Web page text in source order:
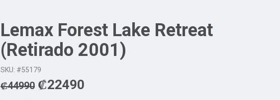
Lemax Forest Lake Retreat
(Retirado 2001)
SKU: #55179
₡44990 ₡22490